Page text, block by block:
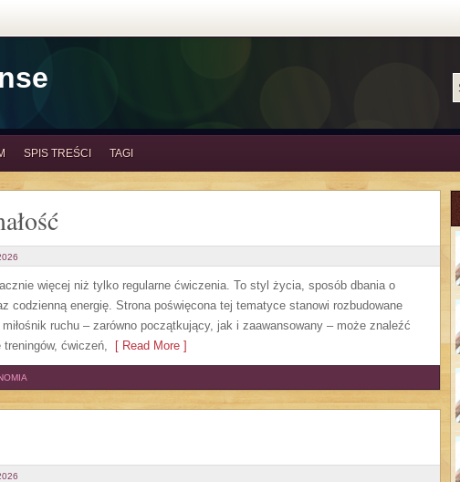
SPIS TREŚCI TAGI
więcej niż tylko regularne ćwiczenia. To styl życia, sposób dbania o
codzienną energię. Strona poświęcona tej tematyce stanowi rozbudowane
ruchu – zarówno początkujący, jak i zaawansowany – może znaleźć
ćwiczeń, [ Read More ]